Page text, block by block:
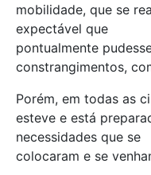
mobilidade, que se
expectável que
pontualmente
constrangimentos,
Porém, em todas as
esteve e está
necessidades que se
colocaram e se